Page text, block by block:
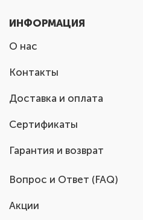
ИНФОРМАЦИЯ
О нас
Контакты
Доставка и оплата
Сертификаты
Гарантия и возврат
Вопрос и Ответ (FAQ)
Акции